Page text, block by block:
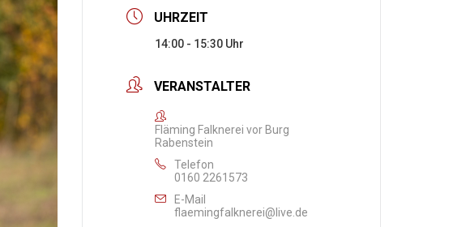
UHRZEIT
14:00 - 15:30
VERANSTALTER
Fläming Falknerei vor Burg
Rabenstein
Telefon
0160 2261573
E-Mail
flaemingfalknerei@live.de